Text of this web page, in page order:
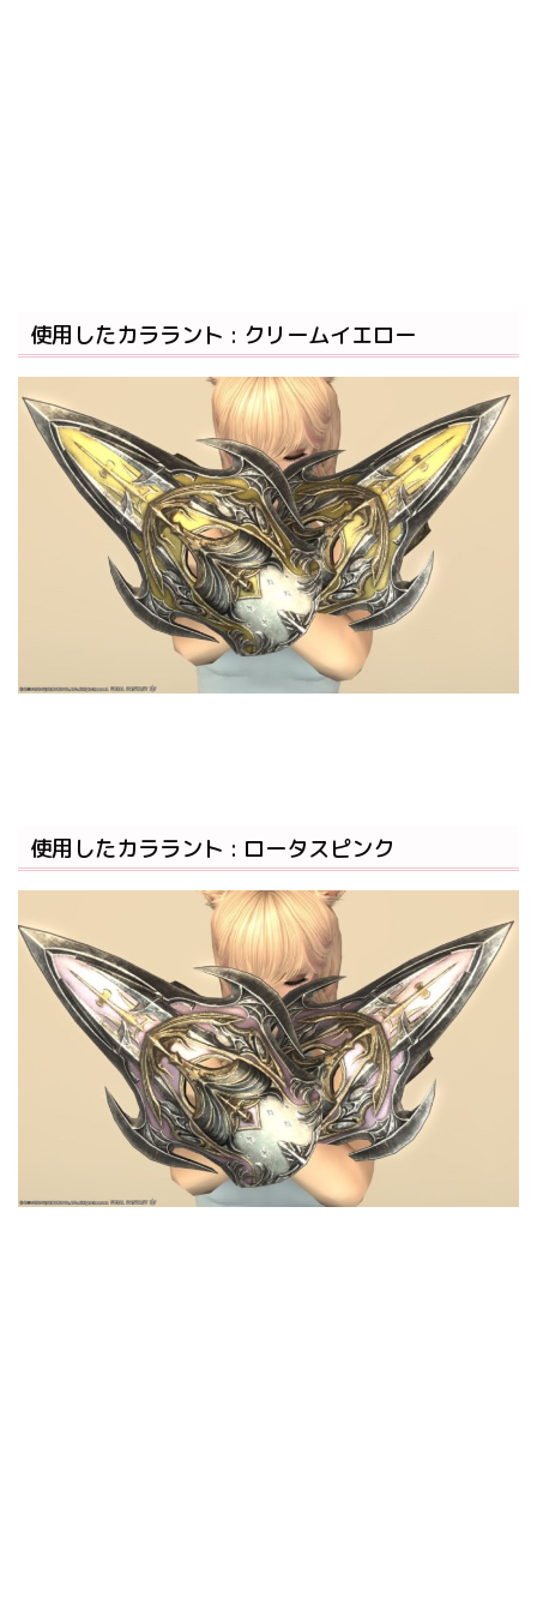
使用したカララント : クリームイエロー
使用したカララント : ロータスピンク